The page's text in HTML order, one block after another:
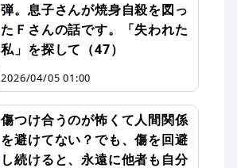
弾。息子さんが焼身自殺を図っ
たＦさんの話です。「失われた
私」を探して（47）
2026/04/05 01:00
傷つけ合うのが怖くて人間関係
を避けてない？でも、傷を回避
し続けると、永遠に他者も自分